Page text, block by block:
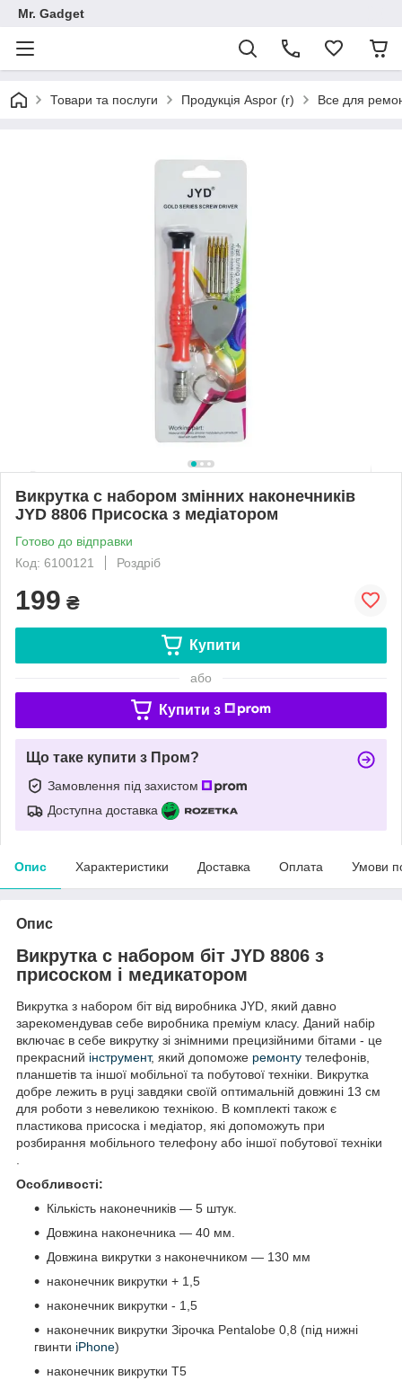
Mr. Gadget
Товари та послуги Продукція Aspor (r) Все для
Викрутка c набором змінних наконечників
JYD 8806 Присоска з медіатором
Готово до відправки
Код: 6100121
Роздріб
199 ₴
Купити
або
Купити з
Що таке купити з Пром?
Замовлення під захистом
Доступна доставка
Опис Характеристики Доставка Оплата Умови
Опис
Викрутка c набором біт JYD 8806 з
присоском і медикатором
Викрутка з набором біт від виробника JYD, який давно
зарекомендував себе виробника преміум класу. Даний набір
включає в себе викрутку зі знімними прецизійними бітами - це
прекрасний інструмент, який допоможе ремонту телефонів,
планшетів та іншої мобільної та побутової техніки. Викрутка
добре лежить в руці завдяки своїй оптимальній довжині 13 см
для роботи з невеликою технікою. В комплекті також є
пластикова присоска і медіатор, які допоможуть при
розбирання мобільного телефону або іншої побутової техніки
.
Особливості:
Кількість наконечників ― 5 штук.
Довжина наконечника ― 40 мм.
Довжина викрутки з наконечником ― 130 мм
наконечник викрутки + 1,5
наконечник викрутки - 1,5
наконечник викрутки Зірочка Pentalobe 0,8 (під нижні
гвинти iPhone)
наконечник викрутки Т5